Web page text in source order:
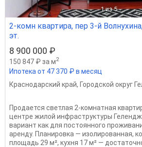
1 из 5
2-комн квартира, пер 3-й
эт.
8 900 000 ₽
150 847 ₽ за м2
Ипотека от 47 370 ₽ в месяц
Краснодарский край, Городской округ
Продается светлая 2-комнатная
центре жилой инфраструктуры
вариант как для постоянного
аренду. Планировка — изолированная,
площадь 29 м², кухня 17 м² —